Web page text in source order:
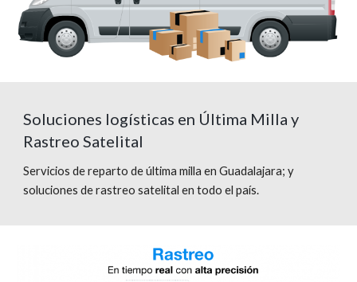
Soluciones logísticas en Última Milla y
Rastreo Satelital
Servicios de reparto de última milla en Guadalajara; y
soluciones de rastreo satelital en todo el país.